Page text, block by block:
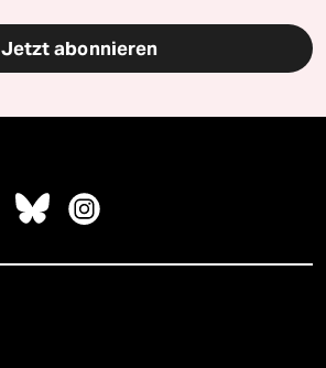
Jetzt abonnieren